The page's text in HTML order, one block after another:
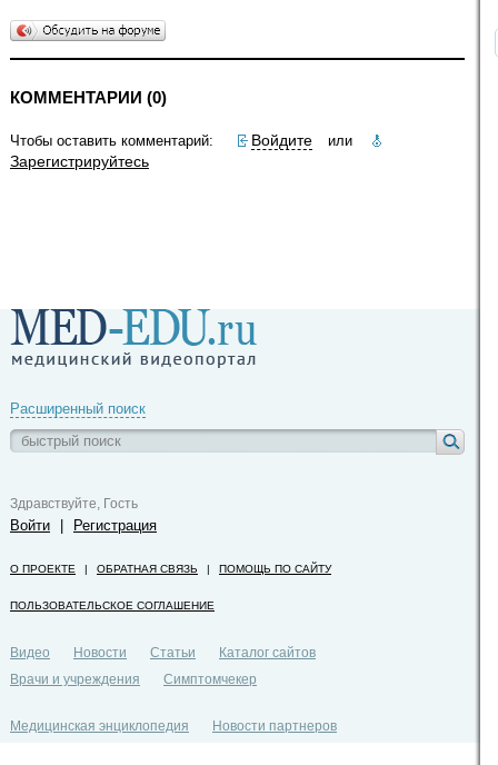
КОММЕНТАРИИ (0)
Чтобы оставить комментарий: Войдите или
Зарегистрируйтесь
Расширенный поиск
Здравствуйте, Гость
Войти Регистрация
О ПРОЕКТЕ | ОБРАТНАЯ СВЯЗЬ | ПОМОЩЬ ПО САЙТУ
ПОЛЬЗОВАТЕЛЬСКОЕ СОГЛАШЕНИЕ
Видео Новости Статьи
Каталог сайтов
Врачи и учреждения
Симптомчекер
Медицинская энциклопедия
Новости партнеров